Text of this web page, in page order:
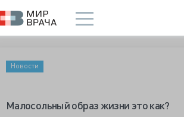
Новости
Малосольный образ жизни это как?